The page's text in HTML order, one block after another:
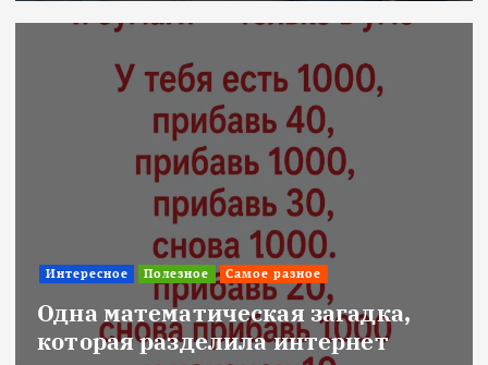
Интересное Полезное Самое разное
Одна математическая загадка,
которая разделила интернет